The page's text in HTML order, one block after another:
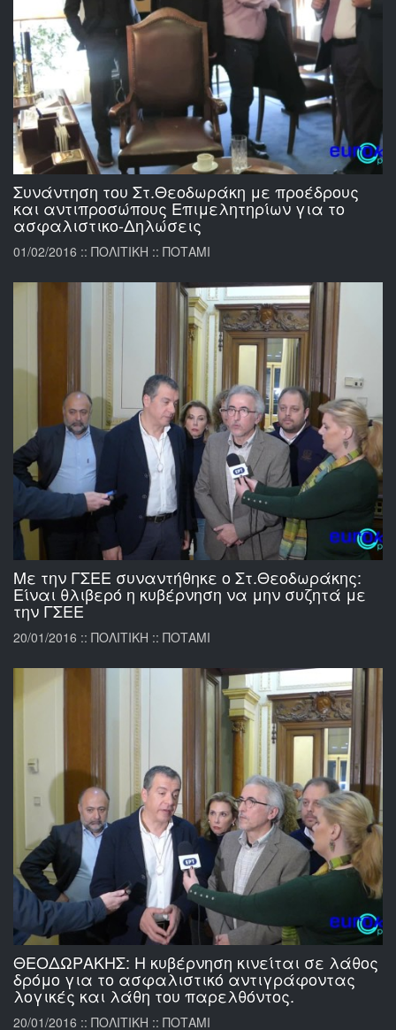
Συνάντηση του Στ.Θεοδωράκη με προέδρους
και αντιπροσώπους Επιμελητηρίων για το
ασφαλιστικο-Δηλώσεις
01/02/2016 :: ΠΟΛΙΤΙΚΗ :: ΠΟΤΑΜΙ
Με την ΓΣΕΕ συναντήθηκε ο Στ.Θεοδωράκης:
Είναι θλιβερό η κυβέρνηση να μην συζητά με
την ΓΣΕΕ
20/01/2016 :: ΠΟΛΙΤΙΚΗ :: ΠΟΤΑΜΙ
ΘΕΟΔΩΡΑΚΗΣ: Η κυβέρνηση κινείται σε λάθος
δρόμο για το ασφαλιστικό αντιγράφοντας
λογικές και λάθη του παρελθόντος.
20/01/2016 :: ΠΟΛΙΤΙΚΗ :: ΠΟΤΑΜΙ